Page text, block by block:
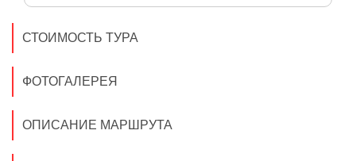
СТОИМОСТЬ ТУРА
ФОТОГАЛЕРЕЯ
ОПИСАНИЕ МАРШРУТА